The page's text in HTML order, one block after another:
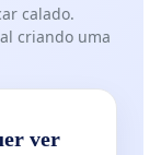
calado.
criando uma
ver